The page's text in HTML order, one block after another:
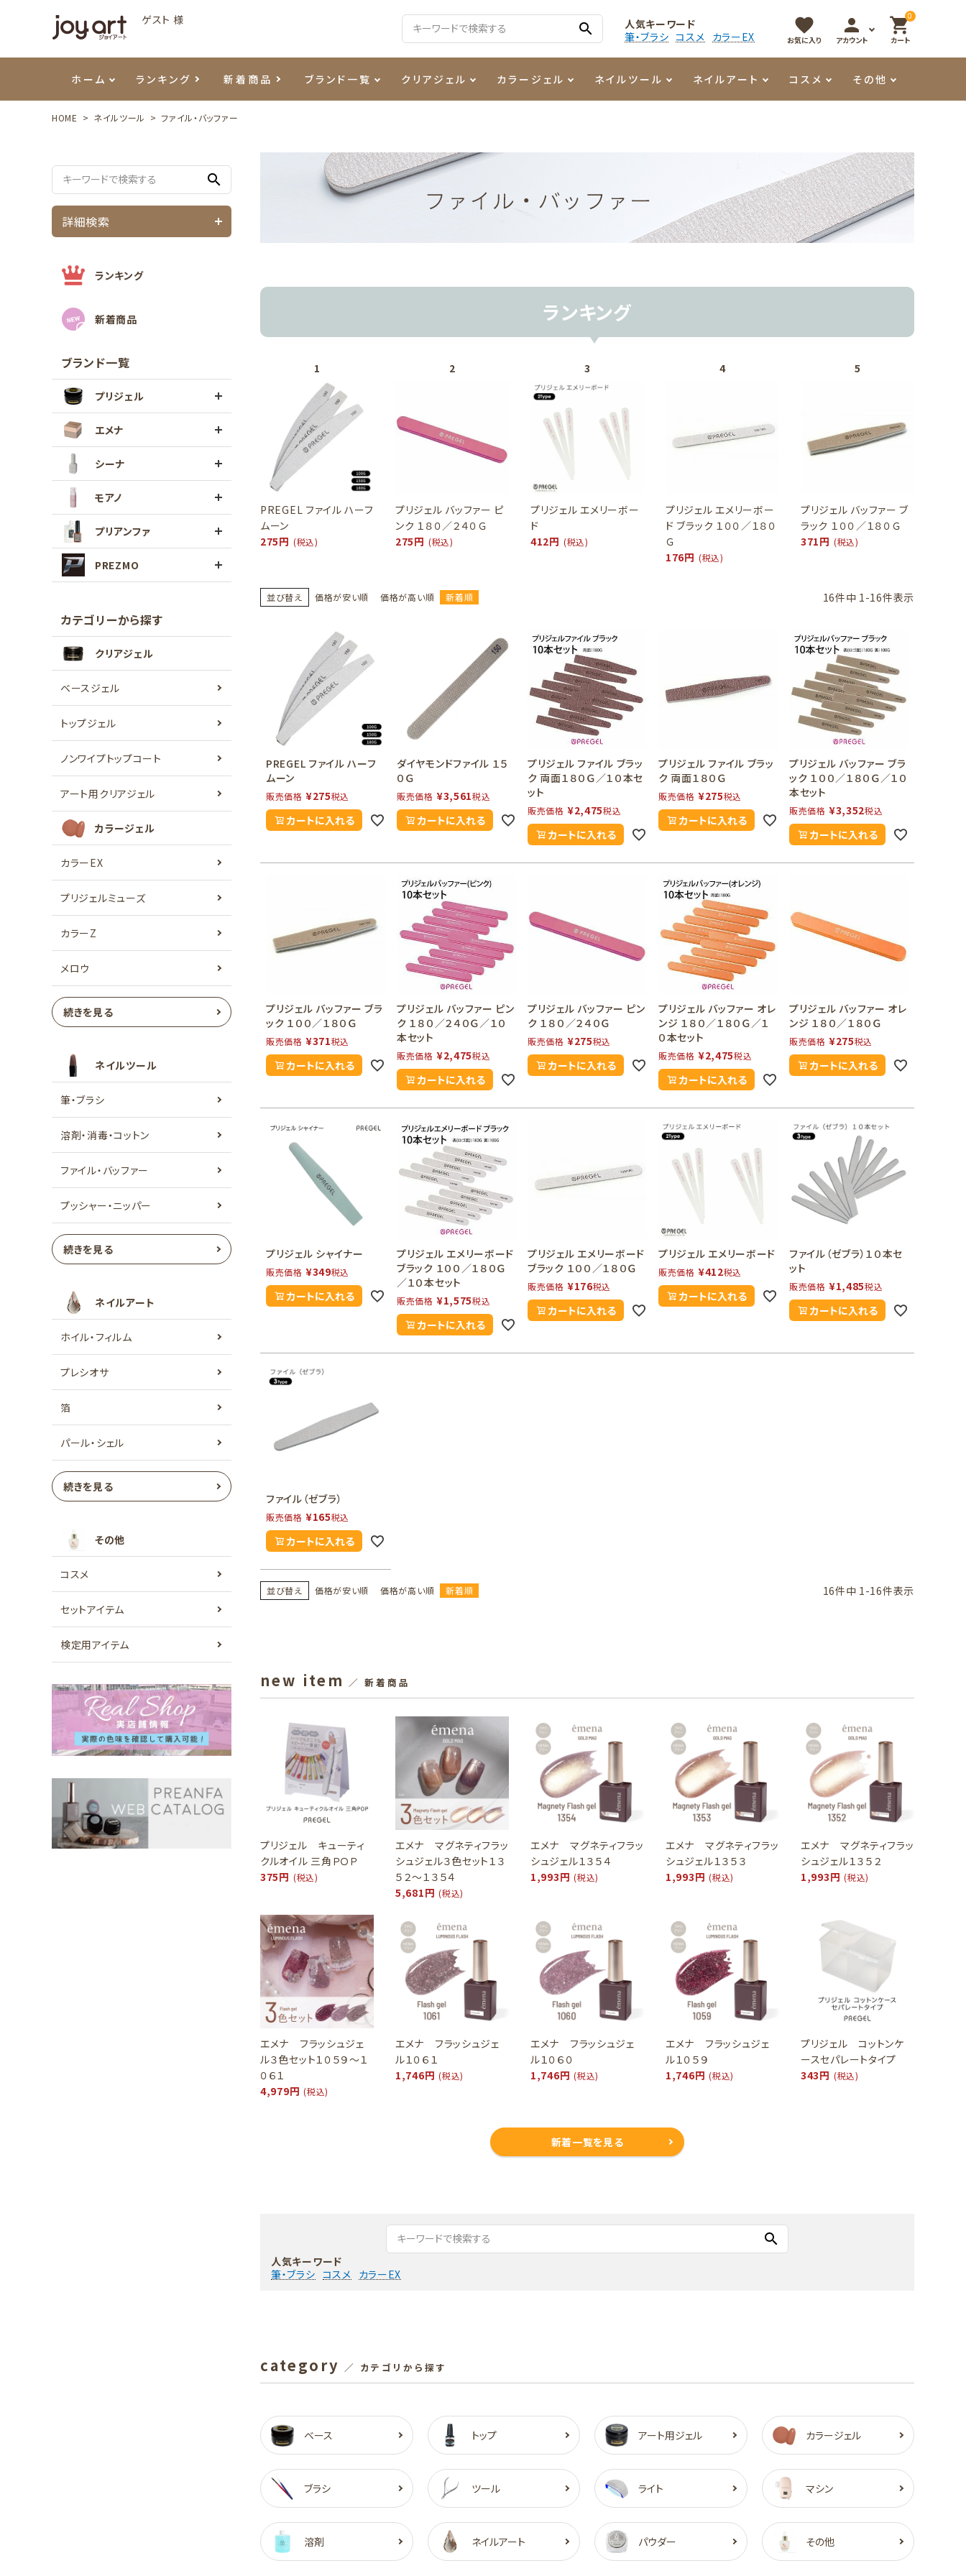
ゲスト 様
search
人気キーワード
筆・ブラシ コスメ カラーEX
favorite
お気に入り
person
アカウント
0
shopping_cart
カート
ホーム ランキング 新着商品 ブランド一覧
モアノ プリアンファ
クリアジェル カラージェル
ウェービージェル テラコッタジェル 3Dクレイジェル
マグネティジェル メタリックジェル
フラッシュジェル
ネイルツール
ネイルケア用品 ピンセット・シザー・スパチュラ 容器・ポーチ
ネイルマシン
ネイルアート
メタルパーツ パウダー・フレーク
コスメ その他
HOME ネイルツール ファイル・バッファー
search
詳細検索
ランキング
新着商品
ブランド一覧
プリジェル
エメナ
シーナ
モアノ
プリアンファ
PREZMO
カテゴリーから探す
クリアジェル
ベースジェル
トップジェル
ノンワイプトップコート
アート用クリアジェル
カラージェル
カラーEX
プリジェルミューズ
カラーZ
メロウ
続きを見る
ネイルツール
筆・ブラシ
溶剤・消毒・コットン
ファイル・バッファー
プッシャー・ニッパー
続きを見る
ネイルアート
ホイル・フィルム
プレシオサ
箔
パール・シェル
続きを見る
その他
コスメ
セットアイテム
検定用アイテム
ランキング
PREGEL ファイル ハーフ
ムーン
275円 (税込)
プリジェル バッファー ピ
ンク １８０／２４０Ｇ
275円 (税込)
プリジェル エメリーボー
ド
412円 (税込)
プリジェル エメリーボー
ド ブラック １００／１８０
Ｇ
176円 (税込)
プリジェル バッファー ブ
ラック １００／１８０Ｇ
371円 (税込)
並び替え 価格が安い順 価格が高い順 新着順 16件中 1-16件表示
PREGEL ファイル ハーフ
ムーン
販売価格 ¥275税込
カートに入れる
ダイヤモンドファイル １５
０Ｇ
販売価格 ¥3,561税込
カートに入れる
プリジェル ファイル ブラッ
ク 両面１８０Ｇ／１０本セ
ット
販売価格 ¥2,475税込
カートに入れる
プリジェル ファイル ブラッ
ク 両面１８０Ｇ
販売価格 ¥275税込
カートに入れる
プリジェル バッファー ブラ
ック １００／１８０Ｇ／１０
本セット
販売価格 ¥3,352税込
カートに入れる
プリジェル バッファー ブラ
ック １００／１８０Ｇ
販売価格 ¥371税込
カートに入れる
プリジェル バッファー ピン
ク １８０／２４０Ｇ／１０
本セット
販売価格 ¥2,475税込
カートに入れる
プリジェル バッファー ピン
ク １８０／２４０Ｇ
販売価格 ¥275税込
カートに入れる
プリジェル バッファー オレ
ンジ １８０／１８０Ｇ／１
０本セット
販売価格 ¥2,475税込
カートに入れる
プリジェル バッファー オレ
ンジ １８０／１８０Ｇ
販売価格 ¥275税込
カートに入れる
プリジェル シャイナー
販売価格 ¥349税込
カートに入れる
プリジェル エメリーボード
ブラック １００／１８０Ｇ
／１０本セット
販売価格 ¥1,575税込
カートに入れる
プリジェル エメリーボード
ブラック １００／１８０Ｇ
販売価格 ¥176税込
カートに入れる
プリジェル エメリーボード
販売価格 ¥412税込
カートに入れる
ファイル（ゼブラ）１０本セ
ット
販売価格 ¥1,485税込
カートに入れる
ファイル（ゼブラ）
販売価格 ¥165税込
カートに入れる
並び替え 価格が安い順 価格が高い順 新着順 16件中 1-16件表示
new item ／ 新着商品
プリジェル キューティ
クルオイル 三角ＰＯＰ
375円 (税込)
エメナ マグネティフラッ
シュジェル３色セット１３
５２～１３５４
5,681円 (税込)
エメナ マグネティフラッ
シュジェル１３５４
1,993円 (税込)
エメナ マグネティフラッ
シュジェル１３５３
1,993円 (税込)
エメナ マグネティフラッ
シュジェル１３５２
1,993円 (税込)
エメナ フラッシュジェ
ル３色セット１０５９～１
０６１
4,979円 (税込)
エメナ フラッシュジェ
ル１０６１
1,746円 (税込)
エメナ フラッシュジェ
ル１０６０
1,746円 (税込)
エメナ フラッシュジェ
ル１０５９
1,746円 (税込)
プリジェル コットンケ
ースセパレートタイプ
343円 (税込)
新着一覧を見る
search
人気キーワード
筆・ブラシ コスメ カラーEX
category ／ カテゴリから探す
ベース トップ アート用ジェル カラージェル
ブラシ ツール ライト マシン
溶剤 ネイルアート パウダー その他